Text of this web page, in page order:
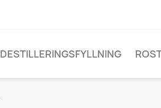
DESTILLERINGSFYLLNING